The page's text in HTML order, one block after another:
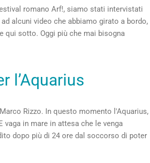
romano Arf!, siamo stati intervistati
alcuni video che abbiamo girato a bordo,
qui sotto. Oggi più che mai bisogna
l’Aquarius
Rizzo. In questo momento l'Aquarius,
vaga in mare in attesa che le venga
dopo più di 24 ore dal soccorso di poter